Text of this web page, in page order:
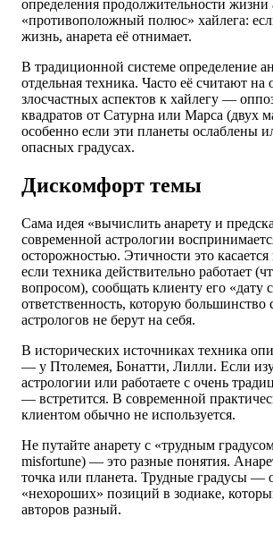
определения продолжительности
«противоположный полюс» хайлега:
жизнь, анарета её отнимает.
В традиционной системе определение
отдельная техника. Часто её считают на
злосчастных аспектов к хайлегу —
квадратов от Сатурна или Марса (двух
особенно если эти планеты ослаблены
опасных градусах.
Дискомфорт темы
Сама идея «вычислить анарету и
современной астрологии
осторожностью. Этичности это
если техника действительно работает
вопросом), сообщать клиенту его «дату
ответственность, которую
астрологов не берут на себя.
В исторических источниках техника
— у Птолемея, Бонатти, Лилли. Если
астрологии или работаете с очень
— встретится. В современной
клиентом обычно не используется.
Не путайте анарету с «трудным
misfortune) — это разные понятия.
точка или планета. Трудные градусы —
«нехороших» позиций в зодиаке,
авторов разный.